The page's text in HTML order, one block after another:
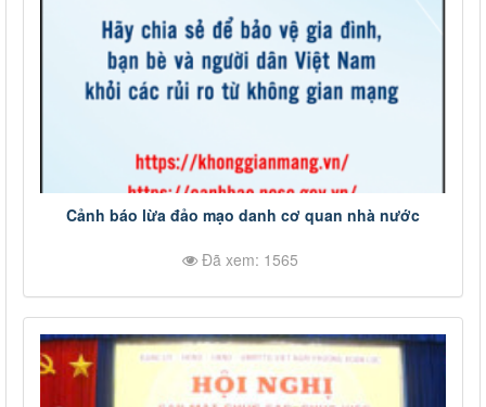
Cảnh báo lừa đảo mạo danh cơ quan nhà nước
Đã xem: 1565